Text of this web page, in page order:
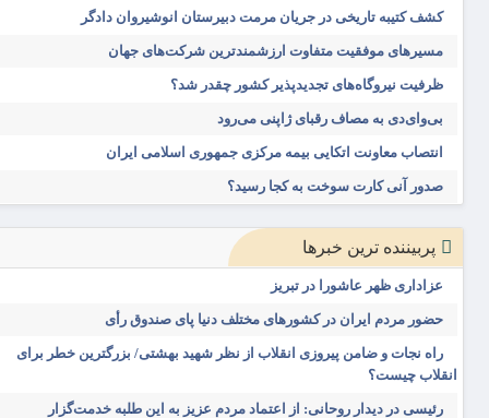
کشف کتیبه تاریخی در جریان مرمت دبیرستان انوشیروان دادگر
مسیرهای موفقیت متفاوت ارزشمندترین شرکت‌های جهان
ظرفیت نیروگاه‌های تجدیدپذیر کشور چقدر شد؟
بی‌وای‌دی به مصاف رقبای ژاپنی می‌رود
انتصاب معاونت اتکایی بیمه مرکزی جمهوری اسلامی ایران
صدور آنی کارت سوخت به کجا رسید؟
پربیننده ترین خبرها
عزاداری ظهر عاشورا در تبریز
حضور مردم ایران در کشورهای مختلف دنیا پای صندوق رأی
راه نجات و ضامن پیروزی انقلاب از نظر شهید بهشتی/ بزرگترین خطر برای
انقلاب چیست؟
رئیسی در دیدار روحانی: از اعتماد مردم عزیز به این طلبه خدمت‌گزار